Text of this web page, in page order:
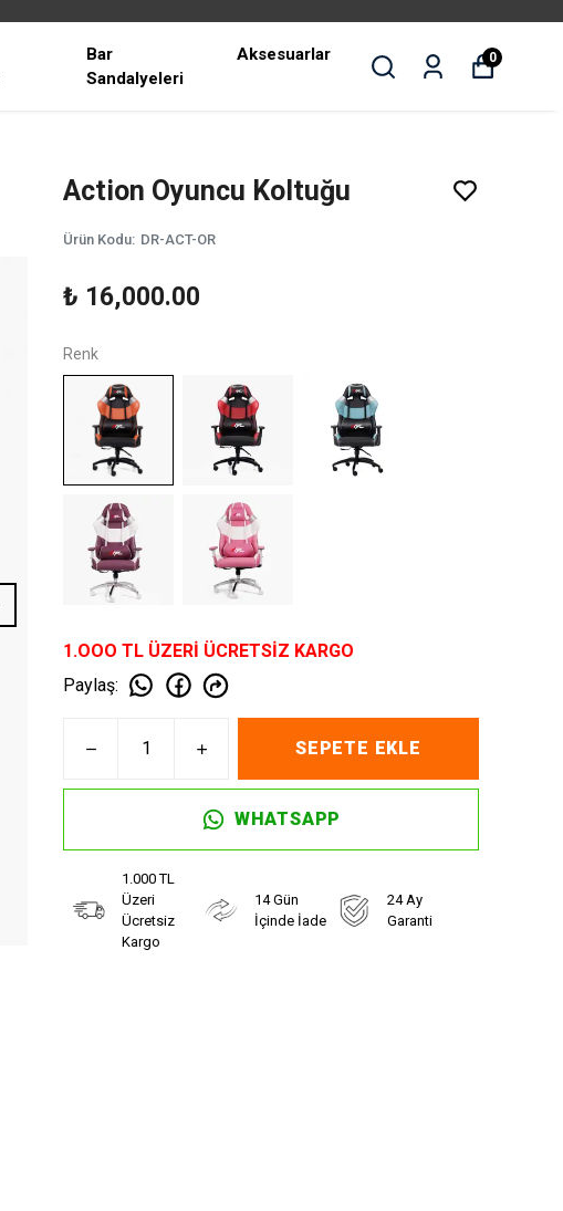
Bar
Sandalyeleri
Aksesuarlar 0
Action Oyuncu Koltuğu
Ürün Kodu: DR-ACT-OR
₺ 16,000.00
Renk
1.OOO TL ÜZERİ ÜCRETSİZ KARGO
Paylaş:
SEPETE EKLE
WHATSAPP
1.000 TL
Üzeri
Ücretsiz
Kargo
14 Gün
İçinde İade
24 Ay
Garanti